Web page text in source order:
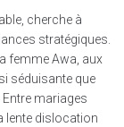
cherche à
stratégiques.
femme Awa, aux
séduisante que
mariages
lente dislocation